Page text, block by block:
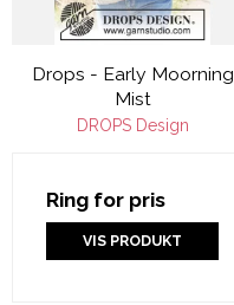
Drops - Early Moorning
Mist
DROPS Design
Ring for pris
VIS PRODUKT